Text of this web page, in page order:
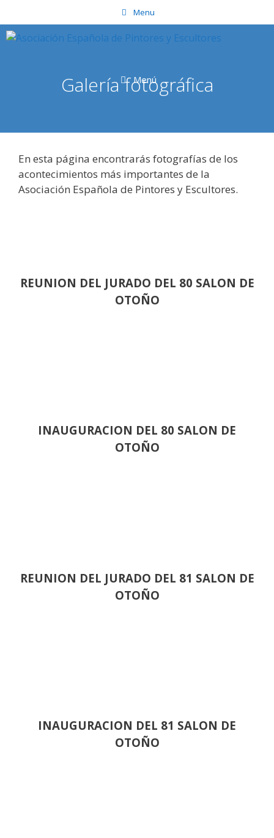
al
contenido
Menu
Menú
Galería fotográfica
En esta página encontrarás fotografías de los
acontecimientos más importantes de la
Asociación Española de Pintores y Escultores.
REUNION DEL JURADO DEL 80 SALON DE
OTOÑO
INAUGURACION DEL 80 SALON DE
OTOÑO
REUNION DEL JURADO DEL 81 SALON DE
OTOÑO
INAUGURACION DEL 81 SALON DE
OTOÑO